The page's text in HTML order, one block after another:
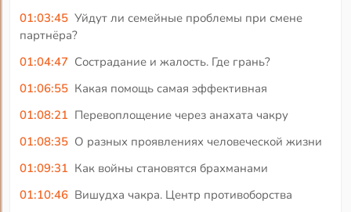
01:03:45 Уйдут ли семейные проблемы при смене
партнёра?
01:04:47 Сострадание и жалость. Где грань?
01:06:55 Какая помощь самая эффективная
01:08:21 Перевоплощение через анахата чакру
01:08:35 О разных проявлениях человеческой жизни
01:09:31 Как войны становятся брахманами
01:10:46 Вишудха чакра. Центр противоборства